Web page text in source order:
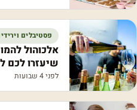
פסטיבלים
אלכוהול
שיעזרו לכם
לפני 4 שבועות